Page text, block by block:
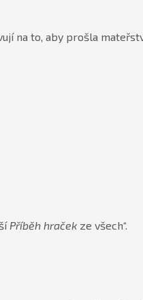
na to, aby prošla
Příběh hraček ze všech“.